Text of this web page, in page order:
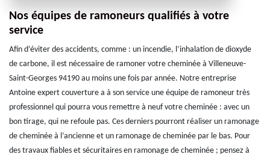
Nos équipes de ramoneurs qualifiés à votre
service
Afin d’éviter des accidents, comme : un incendie, l’inhalation de dioxyde
de carbone, il est nécessaire de ramoner votre cheminée à Villeneuve-
Saint-Georges 94190 au moins une fois par année. Notre entreprise
Antoine expert couverture a à son service une équipe de ramoneur très
professionnel qui pourra vous remettre à neuf votre cheminée : avec un
bon tirage, qui ne refoule pas. Ces derniers pourront réaliser un ramonage
de cheminée à l’ancienne et un ramonage de cheminée par le bas. Pour
des travaux fiables et sécuritaires en ramonage de cheminée ; pensez à